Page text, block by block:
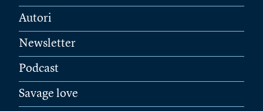
Autori
Newsletter
Podcast
Savage love